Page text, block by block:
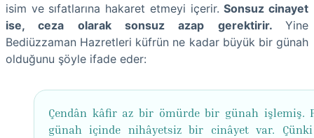
isim ve sıfatlarına hakaret etmeyi içerir.Sonsuz cinayet
ise, ceza olarak sonsuz azap gerektirir. Yine
Bediüzzaman Hazretleri küfrün ne kadar büyük bir günah
olduğunu şöyle ifade eder:
Çendân kâfir az bir ömürde bir günah işlemiş.
günah içinde nihâyetsiz bir cinâyet var.